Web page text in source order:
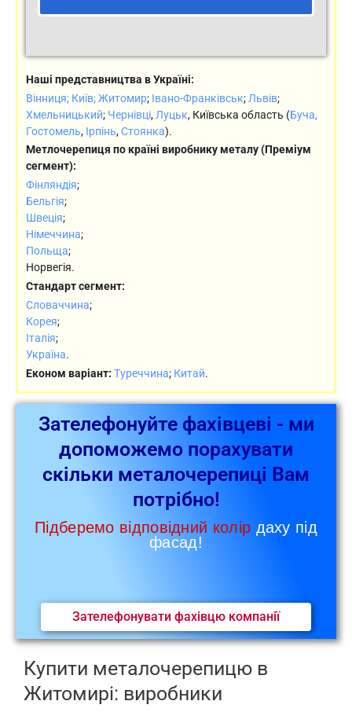
Наші представництва в Україні:
Вінниця; Київ;Житомир; Івано-Франківськ; Львів;
Хмельницький; Чернівці, Луцьк, Київська область (Буча,
Гостомель, Ірпінь,Стоянка).
Метлочерепиця по країні виробнику металу (Преміум
сегмент):
Фінляндія;
Бельгія;
Швеція;
Німеччина;
Польща;
Норвегія.
Стандарт сегмент:
Словаччина;
Корея;
Італія;
Україна.
Економ варіант: Туреччина; Китай.
Зателефонуйте фахівцеві - ми
допоможемо порахувати
скільки металочерепиці Вам
потрібно!
Підберемо відповідний колір даху під
фасад!
Зателефонувати фахівцю компанії
Купити металочерепицю в
Житомирі: виробники